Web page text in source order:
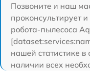
Позвоните и наш
проконсультирует
робота-пылесоса
нашей статистике
наличии всех